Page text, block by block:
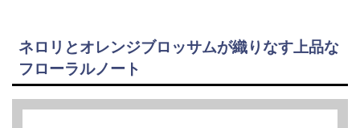
ネロリとオレンジブロッサムが織りなす上品な
フローラルノート